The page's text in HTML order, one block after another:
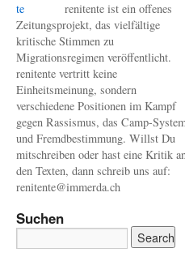
renitente ist ein offenes
Zeitungsprojekt, das vielfältige
kritische Stimmen zu
Migrationsregimen veröffentlicht.
renitente vertritt keine
Einheitsmeinung, sondern
verschiedene Positionen im Kampf
gegen Rassismus, das Camp-
und Fremdbestimmung. Willst Du
mitschreiben oder hast eine Kritik
den Texten, dann schreib uns auf:
renitente@immerda.ch
Suchen